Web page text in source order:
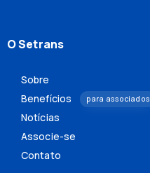
O Setrans
Sobre
Benefícios
para associados
Notícias
Associe-se
Contato